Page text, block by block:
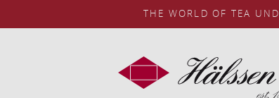
THE WORLD OF TEA